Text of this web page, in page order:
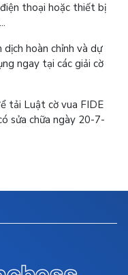
thoại hoặc thiết bị
hoàn chỉnh và dự
ngay tại các giải cờ
tải Luật cờ vua FIDE
sửa chữa ngày 20-7-